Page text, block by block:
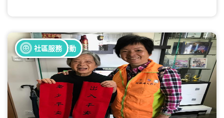
全部健康活動
全部義工活動
社區服務